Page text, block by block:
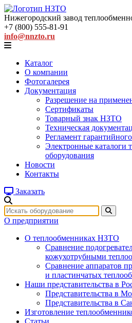
Нижегородский завод
+7 (800) 555-81-91
info@nnzto.ru
Каталог
О компании
Фотогалерея
Документация
Разрешение на
Сертификаты
Товарный знак НЗТО
Техническая
Регламент
Электронные каталоги
оборудования
Новости
Контакты
Заказать
О предприятии
О теплообменниках НЗТО
Сравнение
кожухотрубными
Сравнение аппаратов
и пластинчатых
Наши представительства в
Представительства в
Представительства в
Изготовление
Статьи